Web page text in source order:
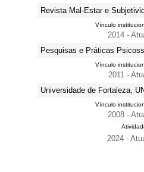
Revista Mal-Estar e
Vínculo
2014 -
Pesquisas e Práticas
Vínculo
2011 -
Universidade de Fortaleza,
Vínculo
2008 -
2024 -